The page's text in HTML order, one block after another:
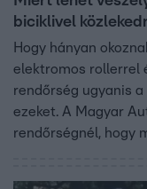
biciklivel
Hogy hányan
elektromos rollerrel
rendőrség ugyanis
ezeket. A Magyar
rendőrségnél, hogy